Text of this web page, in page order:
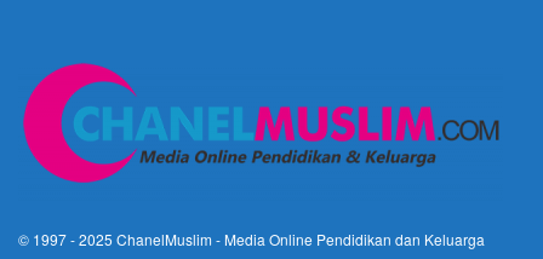
© 1997 - 2025 ChanelMuslim - Media Online Pendidikan dan Keluarga